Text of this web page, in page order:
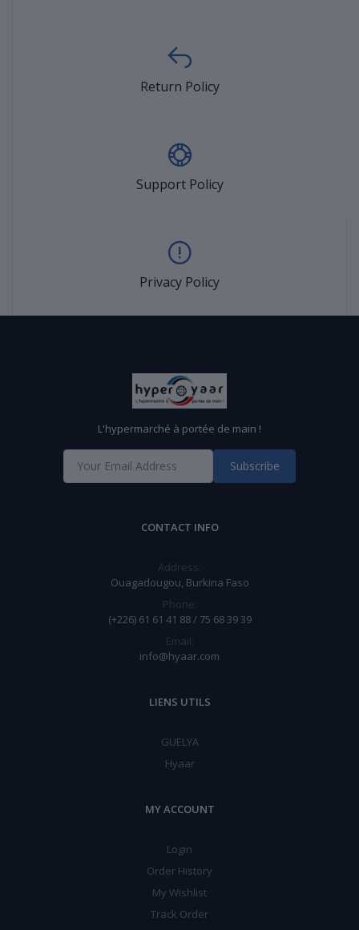
Return Policy
Support Policy
Privacy Policy
L'hypermarché à portée de main !
Subscribe
CONTACT INFO
Address:
Ouagadougou, Burkina Faso
Phone:
(+226) 61 61 41 88 / 75 68 39 39
Email:
info@hyaar.com
LIENS UTILS
GUELYA
Hyaar
MY ACCOUNT
Login
Order History
My Wishlist
Track Order